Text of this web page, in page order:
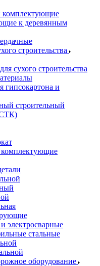
к деревянным
строительства
сухого строительства
гипсокартона и
строительный
электросварные
стальные
оборудование